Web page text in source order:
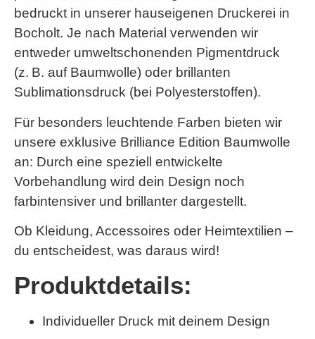
bedruckt in unserer hauseigenen Druckerei in
Bocholt. Je nach Material verwenden wir
entweder umweltschonenden Pigmentdruck
(z. B. auf Baumwolle) oder brillanten
Sublimationsdruck (bei Polyesterstoffen).
Für besonders leuchtende Farben bieten wir
unsere exklusive Brilliance Edition Baumwolle
an: Durch eine speziell entwickelte
Vorbehandlung wird dein Design noch
farbintensiver und brillanter dargestellt.
Ob Kleidung, Accessoires oder Heimtextilien –
du entscheidest, was daraus wird!
Produktdetails:
Individueller Druck mit deinem Design